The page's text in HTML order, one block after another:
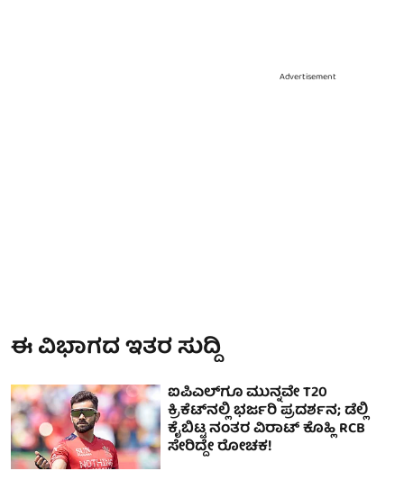
Advertisement
ಈ ವಿಭಾಗದ ಇತರ ಸುದ್ದಿ
ಐಪಿಎಲ್‌ಗೂ ಮುನ್ನವೇ T20
ಕ್ರಿಕೆಟ್‌ನಲ್ಲಿ ಭರ್ಜರಿ ಪ್ರದರ್ಶನ; ಡೆಲ್ಲಿ
ಕೈಬಿಟ್ಟ ನಂತರ ವಿರಾಟ್ ಕೊಹ್ಲಿ RCB
ಸೇರಿದ್ದೇ ರೋಚಕ!